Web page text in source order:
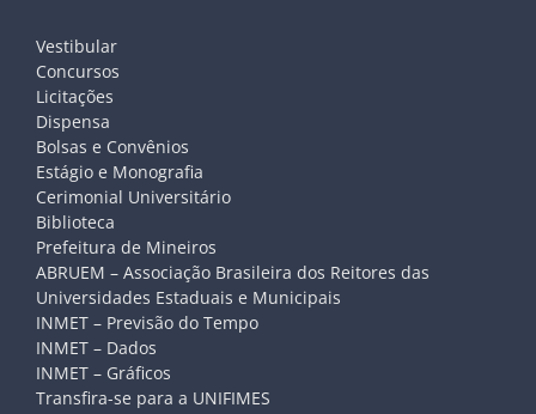
Vestibular
Concursos
Licitações
Dispensa
Bolsas e Convênios
Estágio e Monografia
Cerimonial Universitário
Biblioteca
Prefeitura de Mineiros
ABRUEM – Associação Brasileira dos Reitores das
Universidades Estaduais e Municipais
INMET – Previsão do Tempo
INMET – Dados
INMET – Gráficos
Transfira-se para a UNIFIMES